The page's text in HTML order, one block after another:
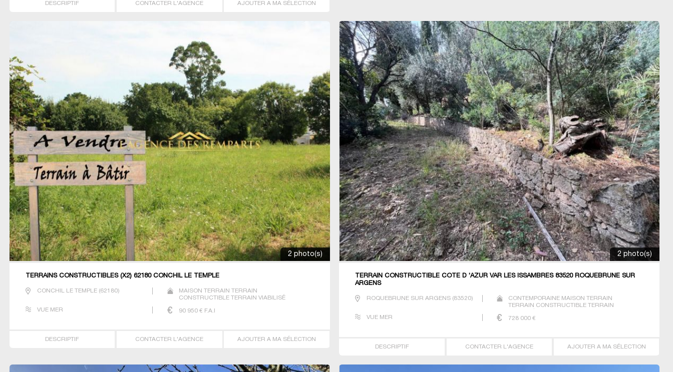
DESCRIPTIF CONTACTER L'AGENCE AJOUTER A MA SÉLECTION
2 photo(s)
TERRAINS CONSTRUCTIBLES (X2) 62180 CONCHIL LE TEMPLE
CONCHIL LE TEMPLE(62180)
MAISON TERRAIN TERRAIN
CONSTRUCTIBLE TERRAIN VIABILISÉ
VUE MER 90 950€ F.A.I
DESCRIPTIF CONTACTER L'AGENCE AJOUTER A MA SÉLECTION
2 photo(s)
TERRAIN CONSTRUCTIBLE COTE D 'AZUR VAR LES ISSAMBRES 83520 ROQUEBRUNE SUR
ARGENS
ROQUEBRUNE SUR ARGENS (83520)
CONTEMPORAINE MAISON TERRAIN
TERRAIN CONSTRUCTIBLE TERRAIN
VUE MER
728 000 €
DESCRIPTIF CONTACTER L'AGENCE AJOUTER A MA SÉLECTION